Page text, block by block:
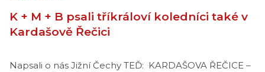
K + M + B psali tříkráloví koledníci také v
Kardašově Řečici
Napsali o nás Jižní Čechy TEĎ: KARDAŠOVA ŘEČICE –